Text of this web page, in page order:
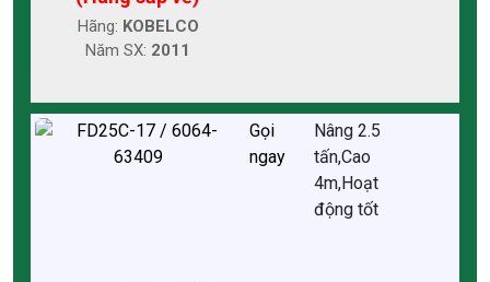
Hãng: KOBELCO
Năm SX: 2011
Gọi
ngay
Nâng 2.5
tấn,Cao
4m,Hoạt
động tốt